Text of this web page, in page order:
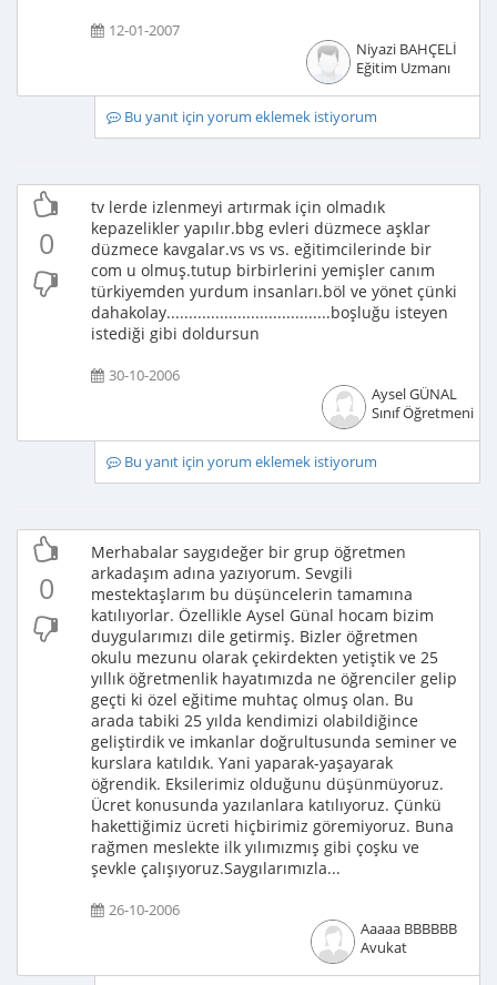
12-01-2007
Niyazi BAHÇELİ
Eğitim Uzmanı
Bu yanıt için yorum eklemek istiyorum
0
tv lerde izlenmeyi artırmak için olmadık
kepazelikler yapılır.bbg evleri düzmece aşklar
düzmece kavgalar.vs vs vs. eğitimcilerinde bir
com u olmuş.tutup birbirlerini yemişler canım
türkiyemden yurdum insanları.böl ve yönet çünki
dahakolay.....................................boşluğu isteyen
istediği gibi doldursun
30-10-2006
Aysel GÜNAL
Sınıf Öğretmeni
Bu yanıt için yorum eklemek istiyorum
0
Merhabalar saygıdeğer bir grup öğretmen
arkadaşım adına yazıyorum. Sevgili
mestektaşlarım bu düşüncelerin tamamına
katılıyorlar. Özellikle Aysel Günal hocam bizim
duygularımızı dile getirmiş. Bizler öğretmen
okulu mezunu olarak çekirdekten yetiştik ve 25
yıllık öğretmenlik hayatımızda ne öğrenciler gelip
geçti ki özel eğitime muhtaç olmuş olan. Bu
arada tabiki 25 yılda kendimizi olabildiğince
geliştirdik ve imkanlar doğrultusunda seminer ve
kurslara katıldık. Yani yaparak-yaşayarak
öğrendik. Eksilerimiz olduğunu düşünmüyoruz.
Ücret konusunda yazılanlara katılıyoruz. Çünkü
hakettiğimiz ücreti hiçbirimiz göremiyoruz. Buna
rağmen meslekte ilk yılımızmış gibi çoşku ve
şevkle çalışıyoruz.Saygılarımızla...
26-10-2006
Aaaaa BBBBBB
Avukat